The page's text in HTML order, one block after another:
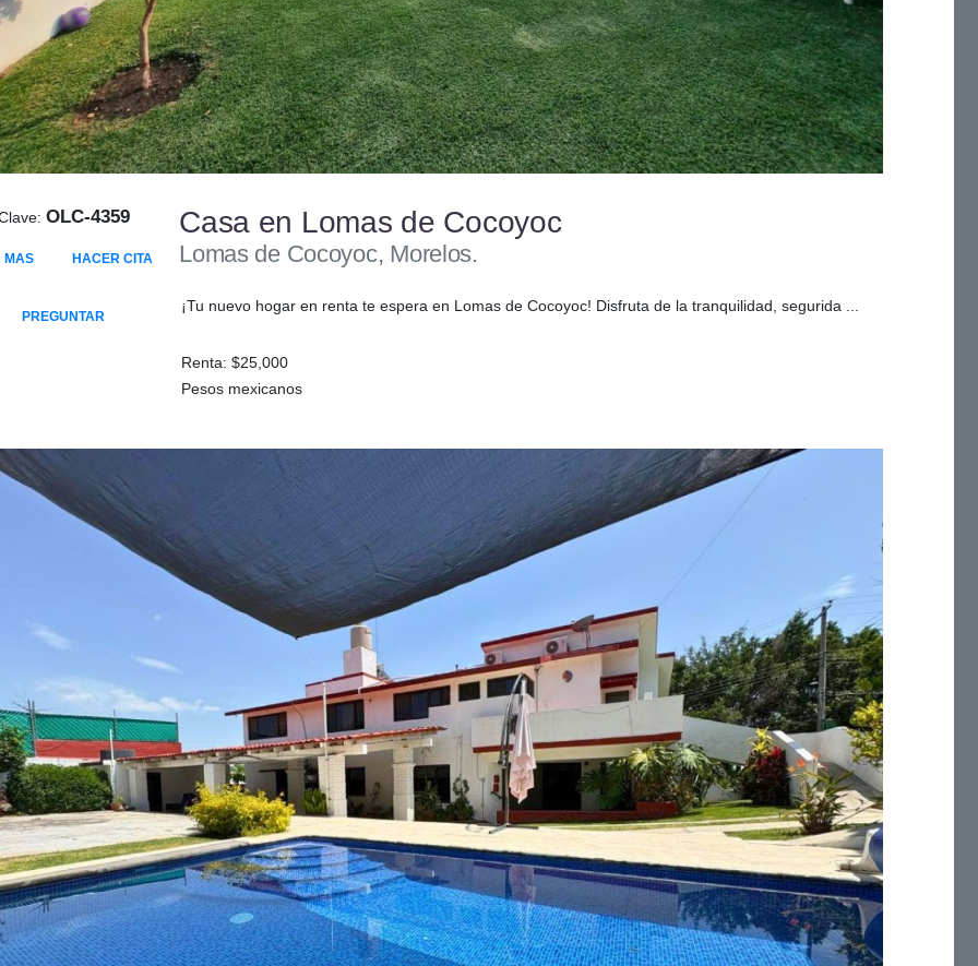
Casa en Lomas de Cocoyoc
Lomas de Cocoyoc, Morelos.
¡Tu nuevo hogar en renta te espera en Lomas de Cocoyoc! Disfruta de la tranquilidad, segurida ...
Renta: $25,000
Pesos mexicanos
OLC-4359
MAS HACER CITA
PREGUNTAR